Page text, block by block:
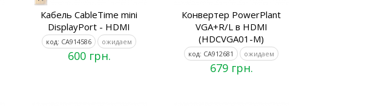
Кабель CableTime mini
DisplayPort - HDMI
код: CA914586 ожидаем
600 грн.
Конвертер PowerPlant
VGA+R/L в HDMI
(HDCVGA01-M)
код: CA912681 ожидаем
679 грн.